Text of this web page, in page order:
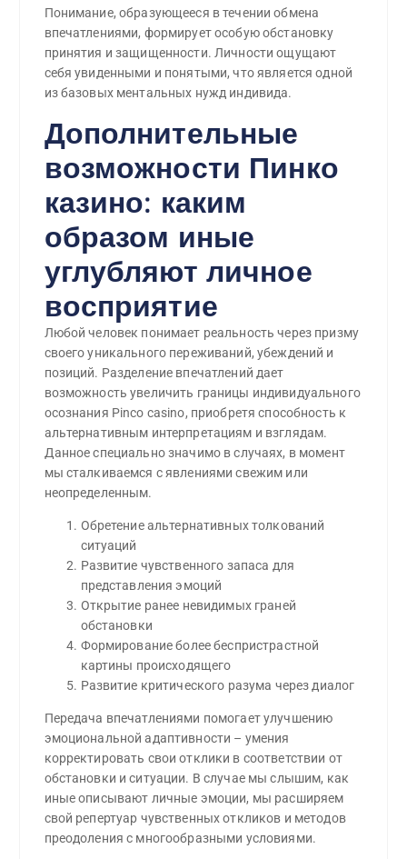
Понимание, образующееся в течении обмена
впечатлениями, формирует особую обстановку
принятия и защищенности. Личности ощущают
себя увиденными и понятыми, что является одной
из базовых ментальных нужд индивида.
Дополнительные
возможности Пинко
казино: каким
образом иные
углубляют личное
восприятие
Любой человек понимает реальность через призму
своего уникального переживаний, убеждений и
позиций. Разделение впечатлений дает
возможность увеличить границы индивидуального
осознания Pinco casino, приобретя способность к
альтернативным интерпретациям и взглядам.
Данное специально значимо в случаях, в момент
мы сталкиваемся с явлениями свежим или
неопределенным.
Обретение альтернативных толкований
ситуаций
Развитие чувственного запаса для
представления эмоций
Открытие ранее невидимых граней
обстановки
Формирование более беспристрастной
картины происходящего
Развитие критического разума через диалог
Передача впечатлениями помогает улучшению
эмоциональной адаптивности – умения
корректировать свои отклики в соответствии от
обстановки и ситуации. В случае мы слышим, как
иные описывают личные эмоции, мы расширяем
свой репертуар чувственных откликов и методов
преодоления с многообразными условиями.